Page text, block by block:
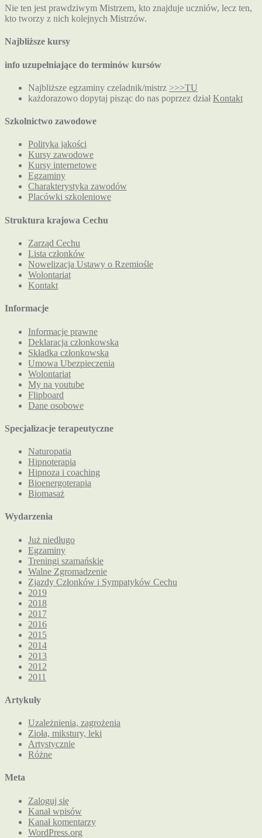
Nie ten jest prawdziwym Mistrzem, kto znajduje uczniów, lecz ten,
kto tworzy z nich kolejnych Mistrzów.
Najbliższe kursy
info uzupełniające do terminów kursów
Najbliższe egzaminy czeladnik/mistrz >>>TU
każdorazowo dopytaj pisząc do nas poprzez działKontakt
Szkolnictwo zawodowe
Polityka jakości
Kursy zawodowe
Kursy internetowe
Egzaminy
Charakterystyka zawodów
Placówki szkoleniowe
Struktura krajowa Cechu
Zarząd Cechu
Lista członków
Nowelizacja Ustawy o Rzemiośle
Wolontariat
Kontakt
Informacje
Informacje prawne
Deklaracja członkowska
Składka członkowska
Umowa Ubezpieczenia
Wolontariat
My na youtube
Flipboard
Dane osobowe
Specjalizacje terapeutyczne
Naturopatia
Hipnoterapia
Hipnoza i coaching
Bioenergoterapia
Biomasaż
Wydarzenia
Już niedługo
Egzaminy
Treningi szamańskie
Walne Zgromadzenie
Zjazdy Członków i Sympatyków Cechu
2019
2018
2017
2016
2015
2014
2013
2012
2011
Artykuły
Uzależnienia, zagrożenia
Zioła, mikstury, leki
Artystycznie
Różne
Meta
Zaloguj się
Kanał wpisów
Kanał komentarzy
WordPress.org